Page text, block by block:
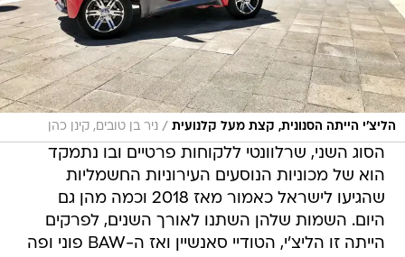
הליצ'י הייתה הסנונית, קצת מעל קלנועית / ניר בן טובים, קינן כהן
הסוג השני, שרלוונטי ללקוחות פרטיים ובו נתמקד
הוא של מכוניות הנוסעים העירוניות החשמליות
שהגיעו לישראל כאמור מאז 2018 וכמה מהן גם
היום. השמות שלהן השתנו לאורך השנים, לפרקים
הייתה זו הליצ'י, הטודיי סאנשיין ואז ה-BAW פוני ופה